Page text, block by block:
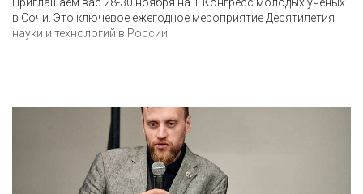
в Сочи. Это ключевое ежегодное мероприятие Десятилетия
науки и технологий в России!